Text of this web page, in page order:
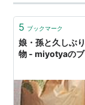
て、よく一緒
5 ブックマーク
娘・孫と久しぶ
物 - miyotyaの